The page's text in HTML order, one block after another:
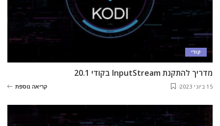
קודי
מדריך להתקנת InputStream בקודי 20.1
15 ביוני 2023 קריאה נוספת